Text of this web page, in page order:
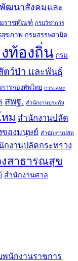
ฒนาสังคมและ
มราชทัณฑ์ กรมวิชาการ
สุขภาพ กรมสรรพสามิต
ท้องถิ่น กรม
ตว์ป่า และพันธุ์
ารกองทัพไทย การเคหะ
สพฐ. สำนักงานประกัน
ม สำนักงานปลัด
ของมนุษย์ สำนักงานปลัด
กงานปลัดกระทรวง
สาธารณสุข
สำนักงานศาล
พนักงานราชการ